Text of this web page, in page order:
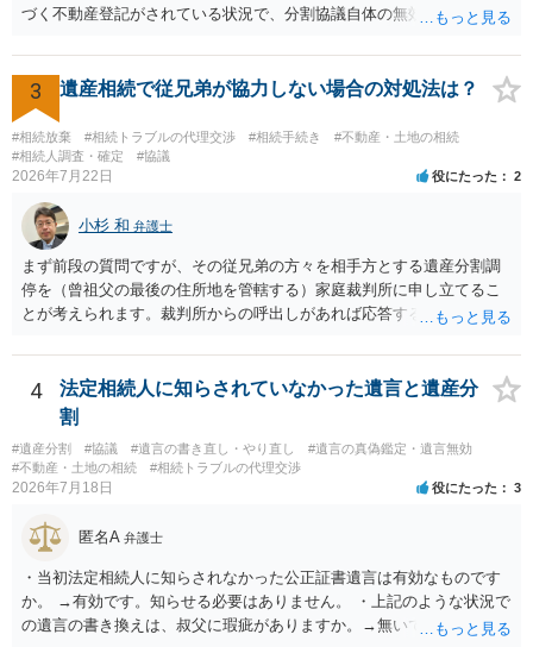
づく不動産登記がされている状況で、分割協議自体の無効を裁判所が
方の訴訟の主張及び立証次第ですが、 ・御祖母様の認知能力に関する
医師の意見書、筆跡鑑定 が提出されればその効力が否定される可能性
はありますが、 ・伯母様自身が分割協議に加わっていること ・御祖母
様の意に反する遺産分割協議を行う実益が誰にあったかの立証が困難
であること からすると、実際に遺産分割協議の効力が否定される可能
性はそれほど高くない（立証のハードルは非常に高い）ということが
言えると思います。
3 遺産相続で従兄弟が協力しない場合の対処法は？
#相続放棄 #相続トラブルの代理交渉 #相続手続き
#不動産・土地の相続
#相続人調査・確定
#協議
2026年7月22日 役にたった 2
小杉 和 弁護士
まず前段の質問ですが、その従兄弟の方々を相手方とする遺産分割調
停を（曾祖父の最後の住所地を管轄する）家庭裁判所に申し立てるこ
とが考えられます。裁判所からの呼出しがあれば応答する可能性がま
能と思われます。時間が思った以上にないので必要書類をてきぱきと
揃える必要があります。その点是非御注意ください。
4
法定相続人に知らされていなかった遺言と遺産分
割
#遺産分割 #協議 #遺言の書き直し・やり直し
#遺言の真偽鑑定・遺言無効
#不動産・土地の相続
#相続トラブルの代理交渉
2026年7月18日 役にたった 3
匿名A 弁護士
・当初法定相続人に知らされなかった公正証書遺言は有効なものです
か。 →有効です。知らせる必要はありません。 ・上記のような状況で
の遺言の書き換えは、叔父に瑕疵がありますか。→無いです。 ・分割